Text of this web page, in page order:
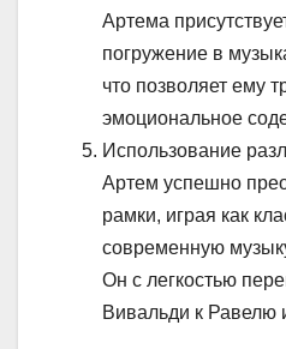
Артема
погружение в
что позволяет ему
эмоциональное
Использование
Артем успешно
рамки, играя как
современную
Он с легкостью
Вивальди к Равелю